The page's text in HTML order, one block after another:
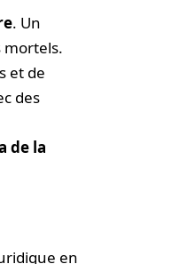
. Un
mortels.
et de
des
de la
en